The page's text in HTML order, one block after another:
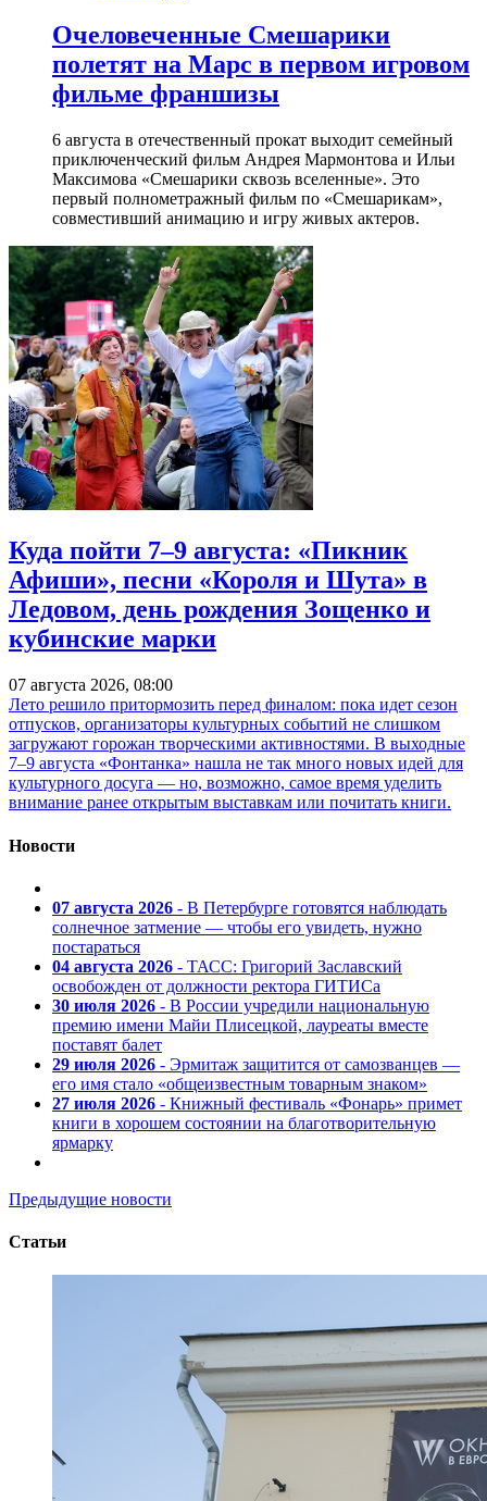
Очеловеченные Смешарики
полетят на Марс в первом игровом
фильме франшизы
6 августа в отечественный прокат выходит семейный
приключенческий фильм Андрея Мармонтова и Ильи
Максимова «Смешарики сквозь вселенные». Это
первый полнометражный фильм по «Смешарикам»,
совместивший анимацию и игру живых актеров.
Куда пойти 7–9 августа: «Пикник
Афиши», песни «Короля и Шута» в
Ледовом, день рождения Зощенко и
кубинские марки
07 августа 2026, 08:00
Лето решило притормозить перед финалом: пока идет сезон
отпусков, организаторы культурных событий не слишком
загружают горожан творческими активностями. В выходные
7–9 августа «Фонтанка» нашла не так много новых идей для
культурного досуга — но, возможно, самое время уделить
внимание ранее открытым выставкам или почитать книги.
Новости
07 августа 2026 - В Петербурге готовятся наблюдать
солнечное затмение — чтобы его увидеть, нужно
постараться
04 августа 2026 - ТАСС: Григорий Заславский
освобожден от должности ректора ГИТИСа
30 июля 2026 - В России учредили национальную
премию имени Майи Плисецкой, лауреаты вместе
поставят балет
29 июля 2026 - Эрмитаж защитится от самозванцев —
его имя стало «общеизвестным товарным знаком»
27 июля 2026 - Книжный фестиваль «Фонарь» примет
книги в хорошем состоянии на благотворительную
ярмарку
Предыдущие новости
Статьи